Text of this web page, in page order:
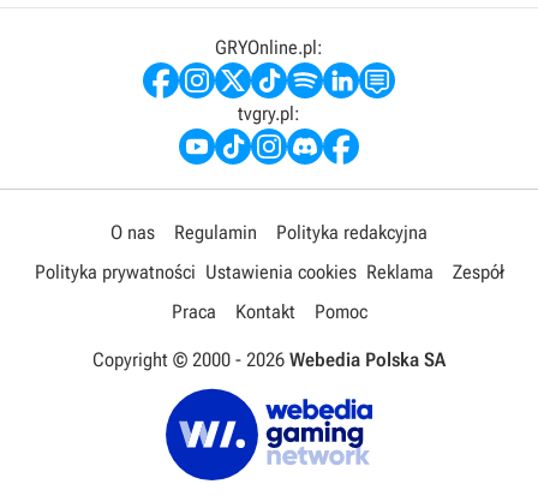
GRYOnline.pl:
tvgry.pl:
O nas Regulamin
Polityka redakcyjna
Polityka prywatności Ustawienia cookies Reklama
Zespół
Praca
Kontakt Pomoc
Copyright © 2000 - 2026 Webedia Polska SA